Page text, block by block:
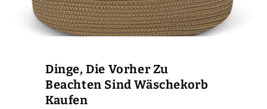
Dinge, Die Vorher Zu
Beachten Sind Wäschekorb
Kaufen